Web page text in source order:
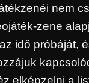
nem
zene
idő próbáját,
elképzelni a